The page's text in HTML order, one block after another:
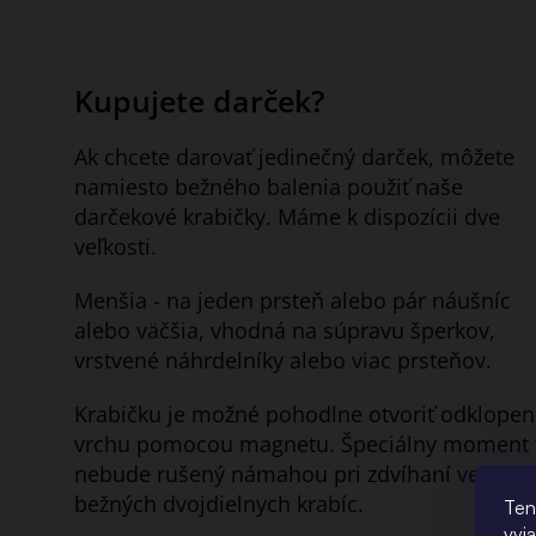
Kupujete darček?
Ak chcete darovať jedinečný darček, môžete
namiesto bežného balenia použiť naše
darčekové krabičky. Máme k dispozícii dve
veľkosti.
Menšia - na jeden prsteň alebo pár náušníc
alebo väčšia, vhodná na súpravu šperkov,
vrstvené náhrdelníky alebo viac prsteňov.
Krabičku je možné pohodlne otvoriť
vrchu pomocou magnetu. Špeciálny moment
nebude rušený námahou pri zdvíhaní veka
bežných dvojdielnych krabíc.